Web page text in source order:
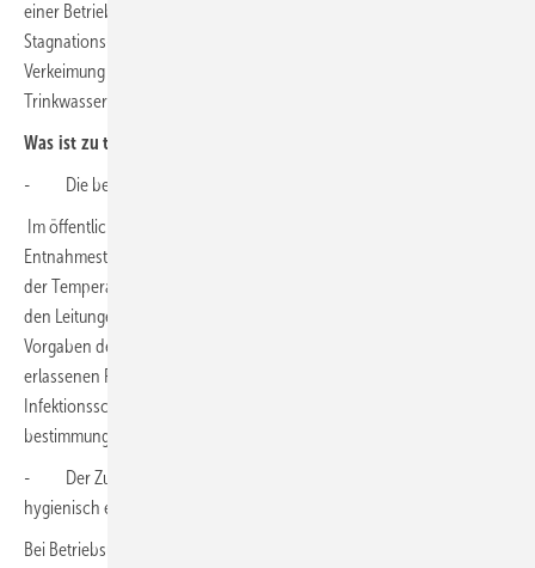
einer Betriebsunterbrechung nicht mehr sichergestellt, was zu
Stagnations-Bedingungen führt und damit das Risiko mikrobieller
Verkeimung mit Legionellen und anderen pathogenen Keimen im
Trinkwasser stark erhöht.
Was ist zu tun?
- Die bestimmungsgemäße Nutzung muss simuliert werden
Im öffentlichen Gebäude, Restaurant, Firma etc. müssen
Entnahmestellen spätestens alle 72 Stunden mindestens bis Erreichen
der Temperaturkonstanz genutzt bzw. gespült werden, damit das in
den Leitungen befindliche Trinkwasser ausgetauscht wird. (Nach den
Vorgaben der Trinkwasserverordnung, die sich ebenso wie die
erlassenen Rechtsverordnungen zum Corona-Virus auf dem
Infektionsschutzgesetz beruft, ist in Trinkwasser-Installationen der
bestimmungsgemäße Betrieb jederzeit sicherzustellen.)
- Der Zustand der Trinkwasser-Installation muss technisch und
hygienisch einwandfrei sein
Bei Betriebsunterbrechungen von mehr als 3 Tagen sind